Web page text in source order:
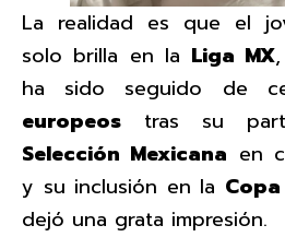
La realidad es que el
solo brilla en la Liga MX
ha sido seguido de
europeos tras su
Selección Mexicana en
y su inclusión en la
dejó una grata impresión.